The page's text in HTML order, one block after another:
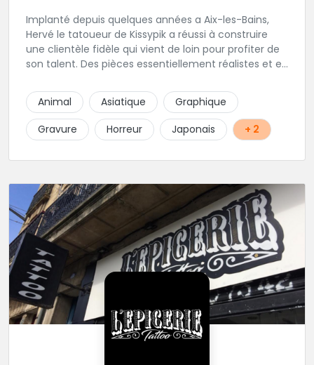
Implanté depuis quelques années a Aix-les-Bains,
Hervé le tatoueur de Kissypik a réussi à construire
une clientèle fidèle qui vient de loin pour profiter de
son talent. Des pièces essentiellement réalistes et en
pas l'adresse? C'est normal, Hervé préfère que vous
l'appeliez avant de passer au studio... pour éviter les
moment de rush. Une adresse secrète donc...mais
excellente.
Animal Asiatique
Graphique
Gravure
Horreur Japonais + 2